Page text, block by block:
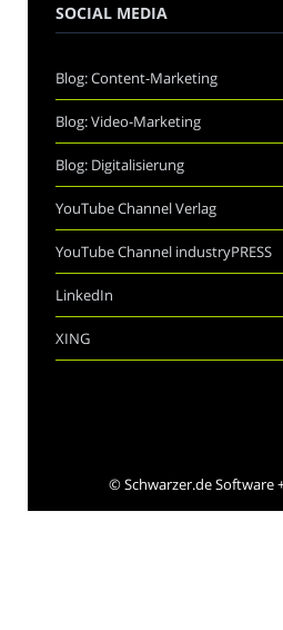
SOCIAL MEDIA
Blog: Content-Marketing
Blog: Video-Marketing
Blog: Digitalisierung
YouTube Channel Verlag
YouTube Channel industryPRESS
LinkedIn
XING
©Schwarzer.de Software